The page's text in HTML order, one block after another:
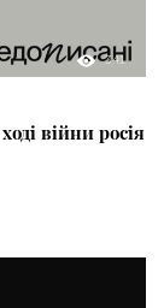
341
війни росія